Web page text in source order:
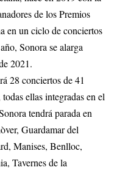
de los Premios
en un ciclo de conciertos
Sonora se alarga
2021.
28 conciertos de 41
ellas integradas en el
tendrá parada en
Guardamar del
Manises, Benlloc,
Tavernes de la